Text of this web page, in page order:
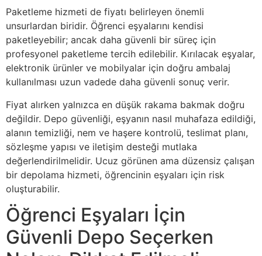
Paketleme hizmeti de fiyatı belirleyen önemli
unsurlardan biridir. Öğrenci eşyalarını kendisi
paketleyebilir; ancak daha güvenli bir süreç için
profesyonel paketleme tercih edilebilir. Kırılacak eşyalar,
elektronik ürünler ve mobilyalar için doğru ambalaj
kullanılması uzun vadede daha güvenli sonuç verir.
Fiyat alırken yalnızca en düşük rakama bakmak doğru
değildir. Depo güvenliği, eşyanın nasıl muhafaza edildiği,
alanın temizliği, nem ve haşere kontrolü, teslimat planı,
sözleşme yapısı ve iletişim desteği mutlaka
değerlendirilmelidir. Ucuz görünen ama düzensiz çalışan
bir depolama hizmeti, öğrencinin eşyaları için risk
oluşturabilir.
Öğrenci Eşyaları İçin
Güvenli Depo Seçerken